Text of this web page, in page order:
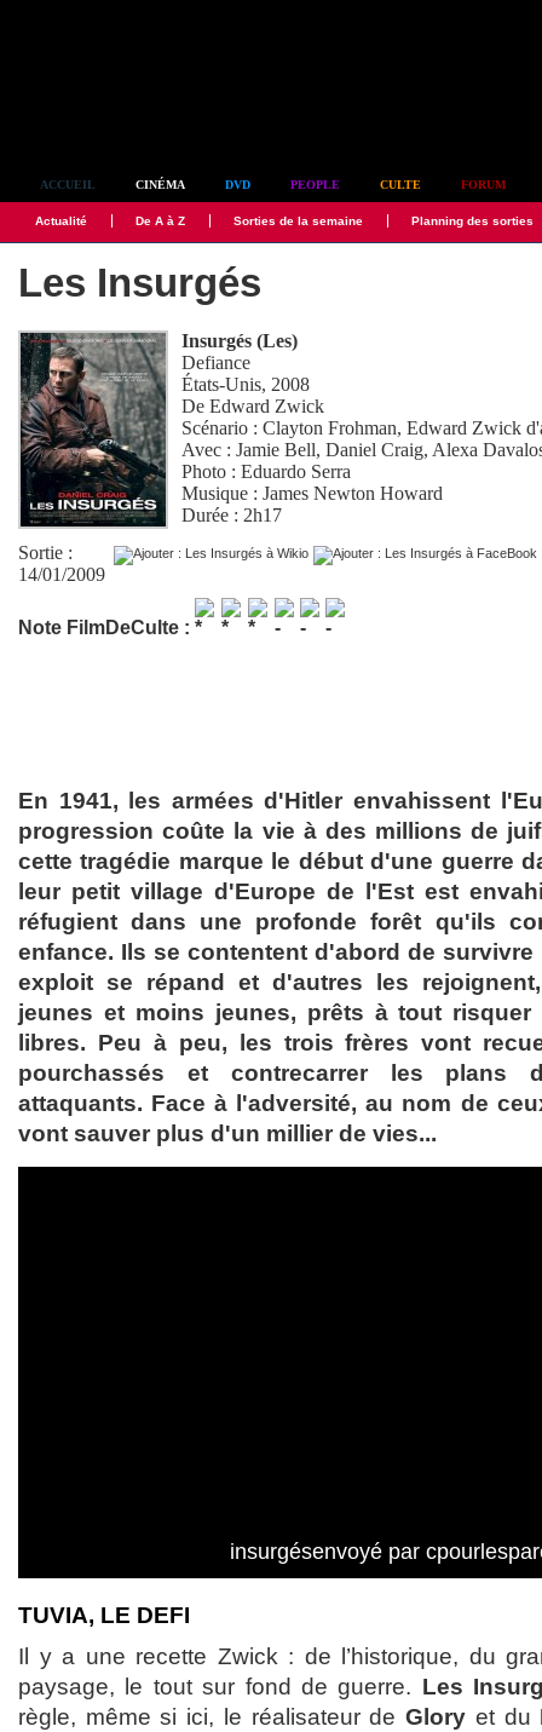
ACCUEIL CINÉMA DVD PEOPLE CULTE FORUM
Actualité De A à Z Sorties de la semaine Planning des sorties
Les Insurgés
Insurgés (Les)
Defiance
États-Unis, 2008
DeEdward Zwick
Scénario :Clayton Frohman,Edward Zwick
Avec :Jamie Bell,Daniel Craig, Alexa
Photo :Eduardo Serra
Musique :James Newton Howard
Durée : 2h17
Sortie :
14/01/2009
Note FilmDeCulte :
En 1941, les armées d'Hitler envahissent
progression coûte la vie à des millions de
cette tragédie marque le début d'une guerre
leur petit village d'Europe de l'Est est
réfugient dans une profonde forêt qu'ils
enfance. Ils se contentent d'abord de
exploit se répand et d'autres les
jeunes et moins jeunes, prêts à tout
libres. Peu à peu, les trois frères vont
pourchassés et contrecarrer les plans
attaquants. Face à l'adversité, au nom de
vont sauver plus d'un millier de vies...
insurgésenvoyé par
TUVIA, LE DEFI
Il y a une recette Zwick : de l’historique, du
paysage, le tout sur fond de guerre. Les
règle, même si ici, le réalisateur deGlory et du